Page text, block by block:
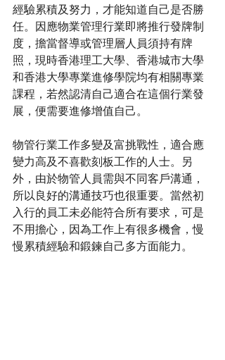
經驗累積及努力，才能知道自己是否勝
任。因應物業管理行業即將推行發牌制
度，擔當督導或管理層人員須持有牌
照，現時香港理工大學、香港城市大學
和香港大學專業進修學院均有相關專業
課程，若然認清自己適合在這個行業發
展，便需要進修增值自己。
物管行業工作多變及富挑戰性，適合應
變力高及不喜歡刻板工作的人士。另
外，由於物管人員需與不同客戶溝通，
所以良好的溝通技巧也很重要。當然初
入行的員工未必能符合所有要求，可是
不用擔心，因為工作上有很多機會，慢
慢累積經驗和鍛鍊自己多方面能力。